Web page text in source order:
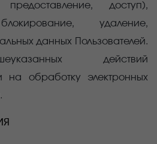
предоставление, доступ),
удаление,
данных Пользователей.
действий
на обработку электронных